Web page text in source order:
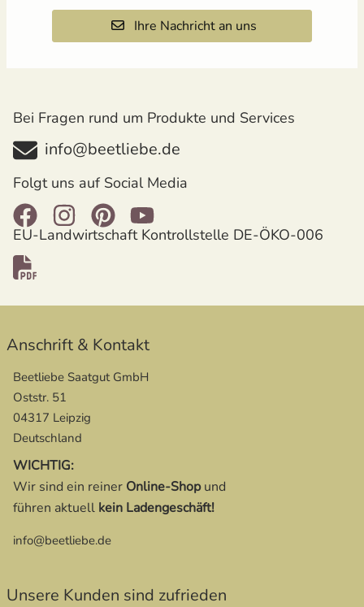
Ihre Nachricht an uns
Bei Fragen rund um Produkte und Services
info@beetliebe.de
Folgt uns auf Social Media
EU-Landwirtschaft Kontrollstelle DE-ÖKO-006
Anschrift & Kontakt
Beetliebe Saatgut GmbH
Oststr. 51
04317 Leipzig
Deutschland
WICHTIG:
Wir sind ein reiner Online-Shopund
führen aktuell kein Ladengeschäft!
info@beetliebe.de
Unsere Kunden sind zufrieden